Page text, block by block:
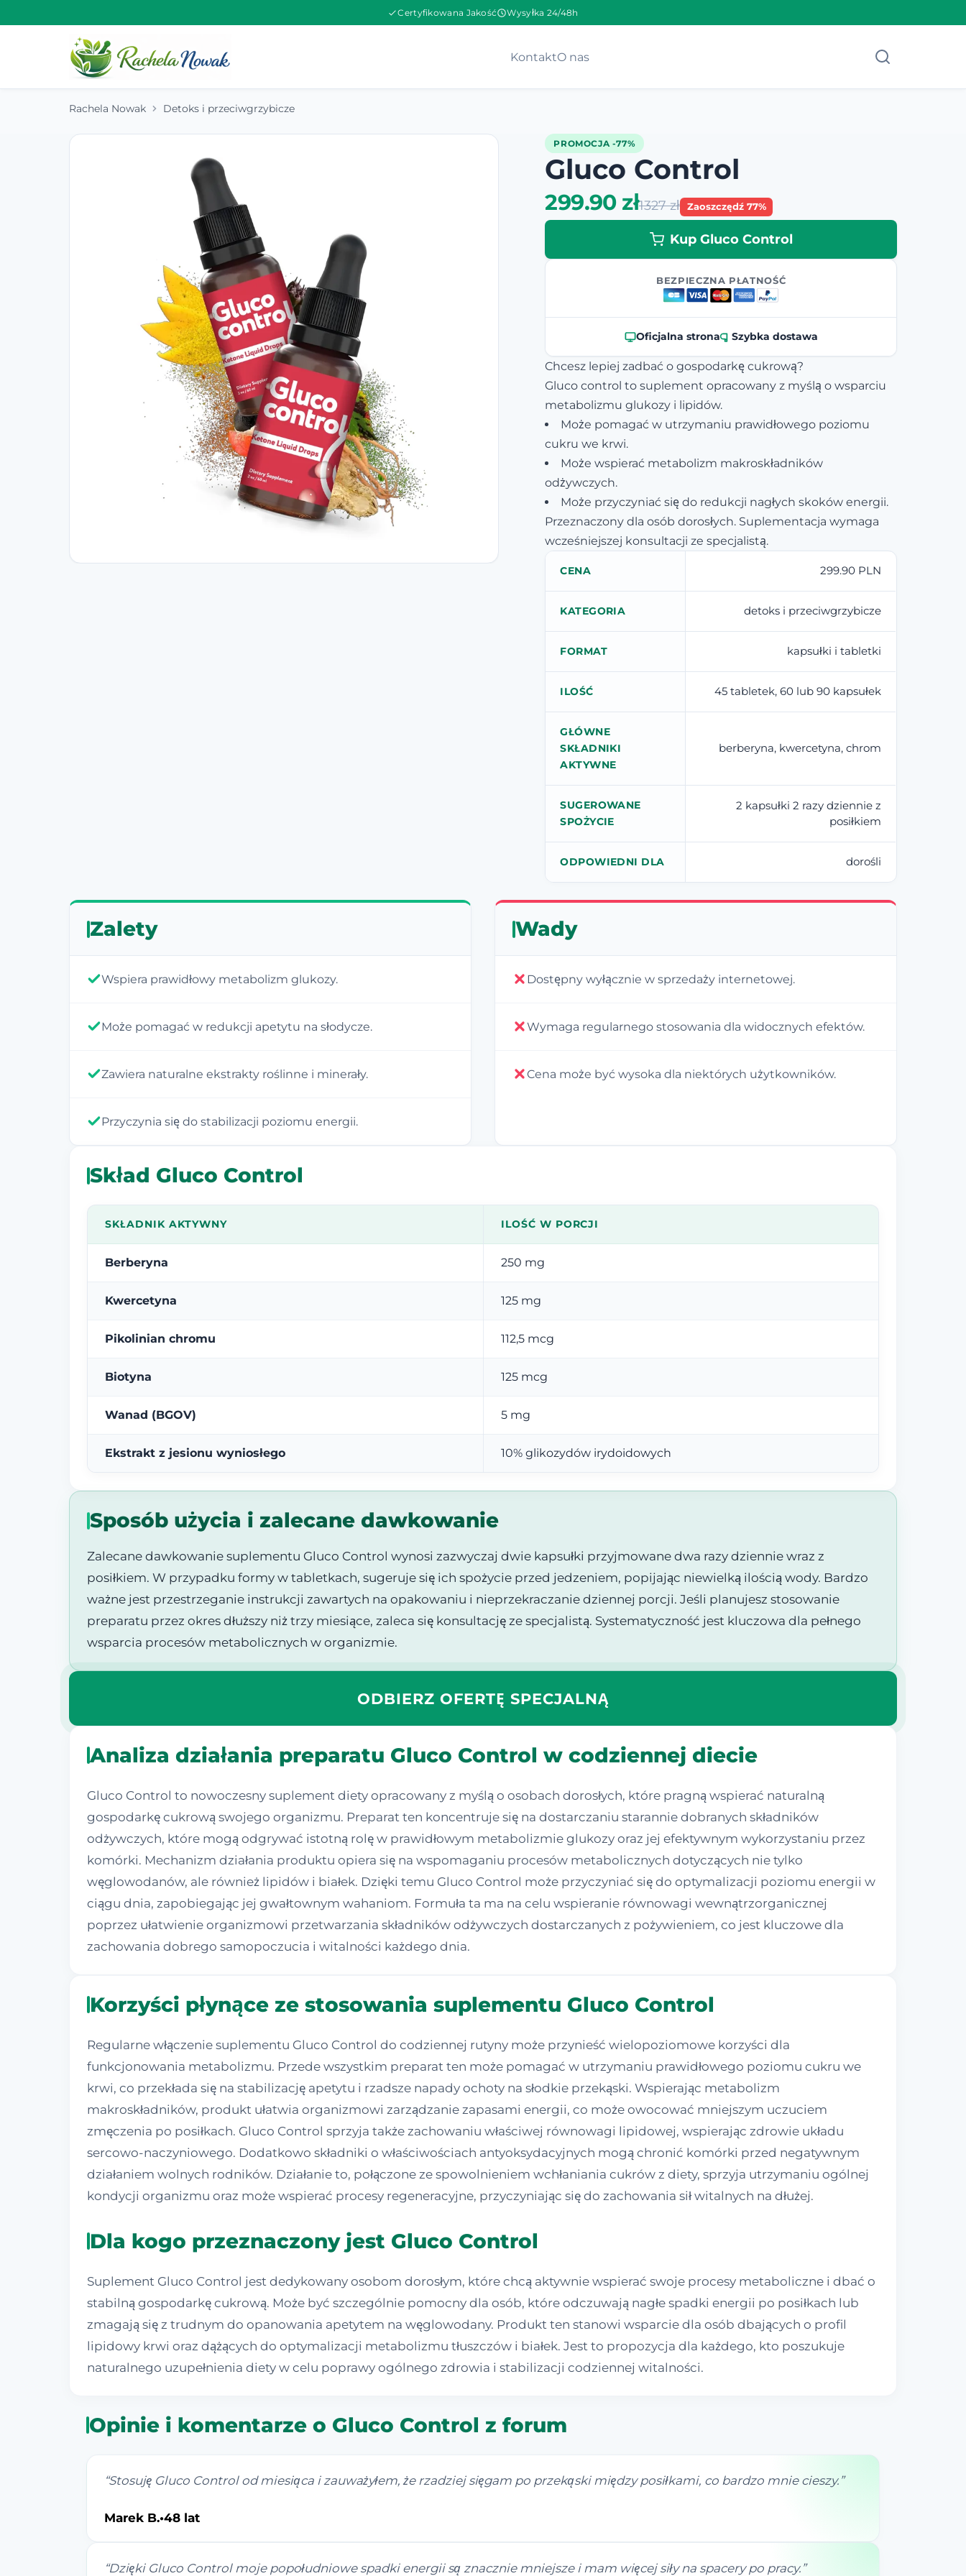
Certyfikowana Jakość Wysyłka 24/48h
KontaktO nas
Rachela Nowak Detoks i przeciwgrzybicze
PROMOCJA -77%
Gluco Control
299.90 zł1327 zł Zaoszczędź 77%
Kup Gluco Control
BEZPIECZNA PŁATNOŚĆ
Oficjalna strona Szybka dostawa
Chcesz lepiej zadbać o gospodarkę cukrową?
Gluco control to suplement opracowany z myślą o wsparciu
metabolizmu glukozy i lipidów.
Może pomagać w utrzymaniu prawidłowego poziomu
cukru we krwi.
Może wspierać metabolizm makroskładników
odżywczych.
Może przyczyniać się do redukcji nagłych skoków energii.
Przeznaczony dla osób dorosłych. Suplementacja wymaga
wcześniejszej konsultacji ze specjalistą.
CENA 299.90 PLN
KATEGORIA detoks i przeciwgrzybicze
FORMAT kapsułki i tabletki
ILOŚĆ 45 tabletek, 60 lub 90 kapsułek
GŁÓWNE
SKŁADNIKI
AKTYWNE
berberyna, kwercetyna, chrom
SUGEROWANE
SPOŻYCIE
2 kapsułki 2 razy dziennie z
posiłkiem
ODPOWIEDNI DLA dorośli
Zalety
Wspiera prawidłowy metabolizm glukozy.
Może pomagać w redukcji apetytu na słodycze.
Zawiera naturalne ekstrakty roślinne i minerały.
Przyczynia się do stabilizacji poziomu energii.
Wady
Dostępny wyłącznie w sprzedaży internetowej.
Wymaga regularnego stosowania dla widocznych efektów.
Cena może być wysoka dla niektórych użytkowników.
Skład Gluco Control
SKŁADNIK AKTYWNY ILOŚĆ W PORCJI
Berberyna 250 mg
Kwercetyna 125 mg
Pikolinian chromu 112,5 mcg
Biotyna 125 mcg
Wanad (BGOV) 5 mg
Ekstrakt z jesionu wyniosłego 10% glikozydów irydoidowych
Sposób użycia i zalecane dawkowanie
Zalecane dawkowanie suplementu Gluco Control wynosi zazwyczaj dwie kapsułki przyjmowane dwa razy dziennie wraz z
posiłkiem. W przypadku formy w tabletkach, sugeruje się ich spożycie przed jedzeniem, popijając niewielką ilością wody. Bardzo
ważne jest przestrzeganie instrukcji zawartych na opakowaniu i nieprzekraczanie dziennej porcji. Jeśli planujesz stosowanie
preparatu przez okres dłuższy niż trzy miesiące, zaleca się konsultację ze specjalistą. Systematyczność jest kluczowa dla pełnego
wsparcia procesów metabolicznych w organizmie.
ODBIERZ OFERTĘ SPECJALNĄ
Analiza działania preparatu Gluco Control w codziennej diecie
Gluco Control to nowoczesny suplement diety opracowany z myślą o osobach dorosłych, które pragną wspierać naturalną
gospodarkę cukrową swojego organizmu. Preparat ten koncentruje się na dostarczaniu starannie dobranych składników
odżywczych, które mogą odgrywać istotną rolę w prawidłowym metabolizmie glukozy oraz jej efektywnym wykorzystaniu przez
komórki. Mechanizm działania produktu opiera się na wspomaganiu procesów metabolicznych dotyczących nie tylko
węglowodanów, ale również lipidów i białek. Dzięki temu Gluco Control może przyczyniać się do optymalizacji poziomu energii w
ciągu dnia, zapobiegając jej gwałtownym wahaniom. Formuła ta ma na celu wspieranie równowagi wewnątrzorganicznej
poprzez ułatwienie organizmowi przetwarzania składników odżywczych dostarczanych z pożywieniem, co jest kluczowe dla
zachowania dobrego samopoczucia i witalności każdego dnia.
Korzyści płynące ze stosowania suplementu Gluco Control
Regularne włączenie suplementu Gluco Control do codziennej rutyny może przynieść wielopoziomowe korzyści dla
funkcjonowania metabolizmu. Przede wszystkim preparat ten może pomagać w utrzymaniu prawidłowego poziomu cukru we
krwi, co przekłada się na stabilizację apetytu i rzadsze napady ochoty na słodkie przekąski. Wspierając metabolizm
makroskładników, produkt ułatwia organizmowi zarządzanie zapasami energii, co może owocować mniejszym uczuciem
zmęczenia po posiłkach. Gluco Control sprzyja także zachowaniu właściwej równowagi lipidowej, wspierając zdrowie układu
sercowo-naczyniowego. Dodatkowo składniki o właściwościach antyoksydacyjnych mogą chronić komórki przed negatywnym
działaniem wolnych rodników. Działanie to, połączone ze spowolnieniem wchłaniania cukrów z diety, sprzyja utrzymaniu ogólnej
kondycji organizmu oraz może wspierać procesy regeneracyjne, przyczyniając się do zachowania sił witalnych na dłużej.
Dla kogo przeznaczony jest Gluco Control
Suplement Gluco Control jest dedykowany osobom dorosłym, które chcą aktywnie wspierać swoje procesy metaboliczne i dbać o
stabilną gospodarkę cukrową. Może być szczególnie pomocny dla osób, które odczuwają nagłe spadki energii po posiłkach lub
zmagają się z trudnym do opanowania apetytem na węglowodany. Produkt ten stanowi wsparcie dla osób dbających o profil
lipidowy krwi oraz dążących do optymalizacji metabolizmu tłuszczów i białek. Jest to propozycja dla każdego, kto poszukuje
naturalnego uzupełnienia diety w celu poprawy ogólnego zdrowia i stabilizacji codziennej witalności.
Opinie i komentarze o Gluco Control z forum
“Stosuję Gluco Control od miesiąca i zauważyłem, że rzadziej sięgam po przekąski między posiłkami, co bardzo mnie cieszy. ”
Marek B.•48 lat
“Dzięki Gluco Control moje popołudniowe spadki energii są znacznie mniejsze i mam więcej siły na spacery po pracy. ”